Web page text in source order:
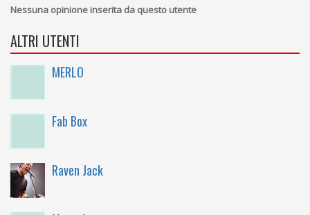
Nessuna opinione inserita da questo utente
ALTRI UTENTI
MERLO
Fab Box
Raven Jack